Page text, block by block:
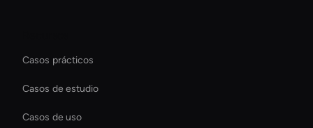
Casos prácticos
Casos de estudio
Casos de uso